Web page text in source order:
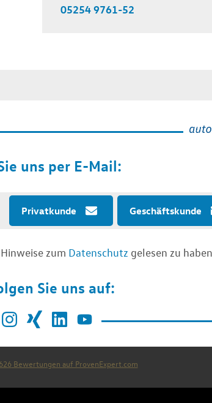
05254 9761-52
uns per E-Mail:
Privatkunde Geschäftskunde
zum Datenschutz gelesen zu
Sie uns auf:
Bewertungen auf ProvenExpert.com